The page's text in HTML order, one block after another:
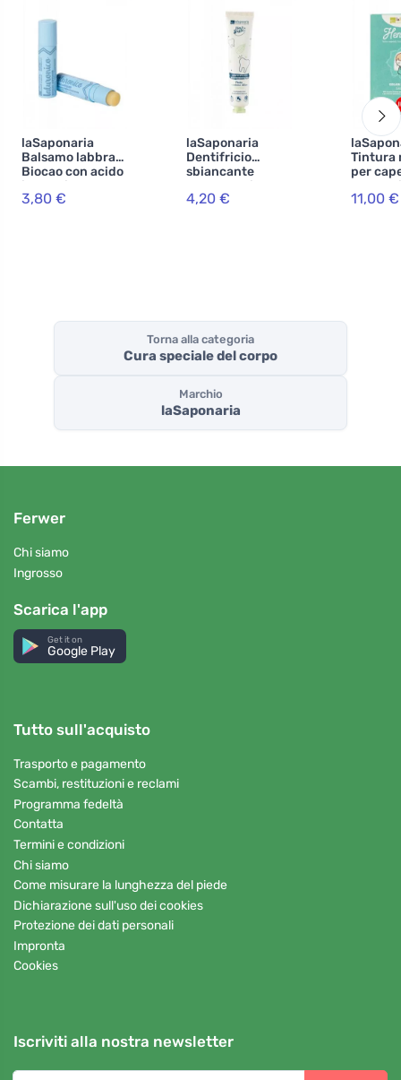
laSaponaria
Balsamo labbra
Biocao con acido
ialuronico BIO
(5,7 ml)
3,80 €
laSaponaria
Dentifricio
sbiancante
WonderWhite -
menta e carbone
4,20 €
Tintura
per
g) -
11,00 €
Torna alla categoria
Cura speciale del corpo
Marchio
laSaponaria
Ferwer
Chi siamo
Ingrosso
Scarica l'app
Get it on
Google Play
Tutto sull'acquisto
Trasporto e pagamento
Scambi, restituzioni e reclami
Programma fedeltà
Contatta
Termini e condizioni
Chi siamo
Come misurare la lunghezza del piede
Dichiarazione sull'uso dei cookies
Protezione dei dati personali
Impronta
Cookies
Iscriviti alla nostra newsletter